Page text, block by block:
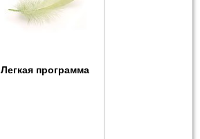
Легкая программа